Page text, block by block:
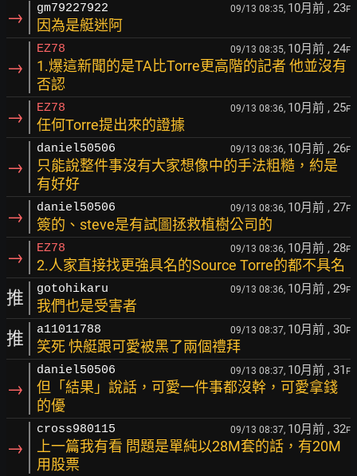
→ gm79227922 09/13 08:35, 10月前 , 23F
因為是艇迷阿
→
EZ78 09/13 08:35, 10月前 , 24F
1.爆這新聞的是TA比Torre更高階的記者 他並沒有
否認
→ EZ78 09/13 08:36, 10月前 , 25F
任何Torre提出來的證據
→
daniel50506 09/13 08:36, 10月前 , 26F
只能說整件事沒有大家想像中的手法粗糙，約是
有好好
→ daniel50506 09/13 08:36, 10月前 , 27F
簽的、steve是有試圖拯救植樹公司的
→ EZ78 09/13 08:36, 10月前 , 28F
2.人家直接找更強具名的Source Torre的都不具名
推 gotohikaru 09/13 08:36, 10月前 , 29F
我們也是受害者
推 a11011788 09/13 08:37, 10月前 , 30F
笑死 快艇跟可愛被黑了兩個禮拜
→
daniel50506 09/13 08:37, 10月前 , 31 F
但「結果」說話，可愛一件事都沒幹，可愛拿錢
的優
→
cross980115 09/13 08:37, 10月前 , 32F
上一篇我有看 問題是單純以28M套的話，有20M
用股票